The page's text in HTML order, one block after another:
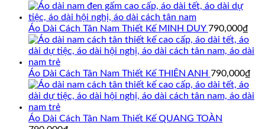
gốc
là:
695,000₫.
hiện
tại
là:
595,000₫.
Áo Dài Cách Tân Nam Thiết Kế MINH DUY 790,000₫
Áo Dài Cách Tân Nam Thiết Kế THIÊN ANH 790,000₫
Áo Dài Cách Tân Nam Thiết Kế QUANG TOÀN